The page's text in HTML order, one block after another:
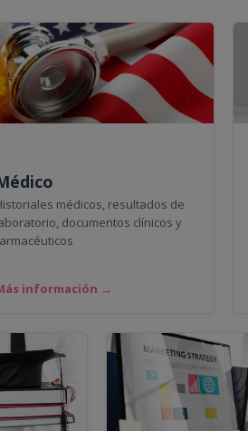
médicos, resultados de
documentos clínicos y
información →